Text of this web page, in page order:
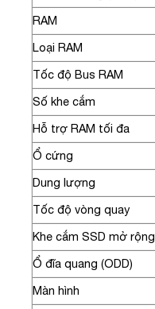
RAM
Loại RAM
Tốc độ Bus RAM
Số khe cắm
Hỗ trợ RAM tối đa
Ổ cứng
Dung lượng
Tốc độ vòng quay
Khe cắm SSD mở rộng
Ổ đĩa quang (ODD)
Màn hình